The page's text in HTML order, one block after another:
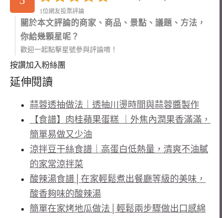
1位網友投票評論
關於本文評論的商家、商品、景點、議題、方法，
你給幾顆星呢？
歡迎一起點擊星號參與評論唷！
按讚加入粉絲團
延伸閱讀
蒜蓉透抽做法｜透抽川燙時間與蒜蓉醬製作
【食譜】肉桂蘋果蛋糕 ｜外焦內潤果香滿滿，
簡單易做又少油
涼拌豆干絲食譜｜高蛋白低熱量，清爽不油膩
的家常涼拌菜
酸辣湯食譜│在家輕鬆煮出餐廳等級的美味，
酸香夠味的酸辣湯
簡單在家烤地瓜做法│輕鬆兩步驟做出口感綿